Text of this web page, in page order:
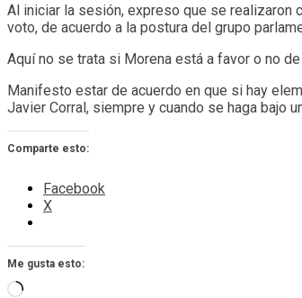
Al iniciar la sesión, expreso que se realizaron
voto, de acuerdo a la postura del grupo
Aquí no se trata si Morena está a favor o no
Manifesto estar de acuerdo en que si hay
Javier Corral, siempre y cuando se haga bajo
Comparte esto:
Facebook
X
Me gusta esto:
Cargando...